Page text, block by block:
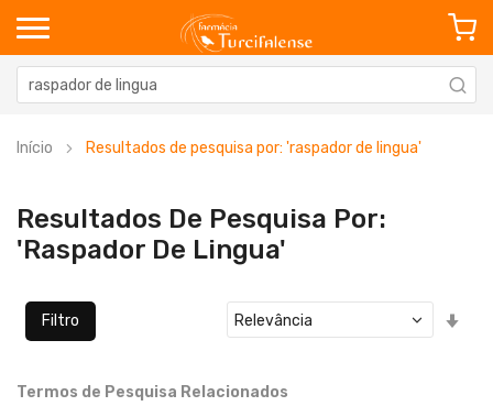
Início Resultados de pesquisa por: 'raspador de lingua'
Resultados De Pesquisa Por:
'raspador De Lingua'
Filtro
Termos de Pesquisa Relacionados